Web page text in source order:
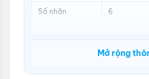
Số nhân 6
Mở rộng